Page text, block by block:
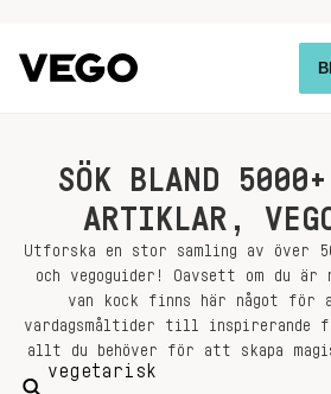
SÖK BLAND
ARTIKLAR,
Utforska en stor samling av över
och vegoguider! Oavsett om du
van kock finns här något för
vardagsmåltider till inspirerande
allt du behöver för att skapa
Sök